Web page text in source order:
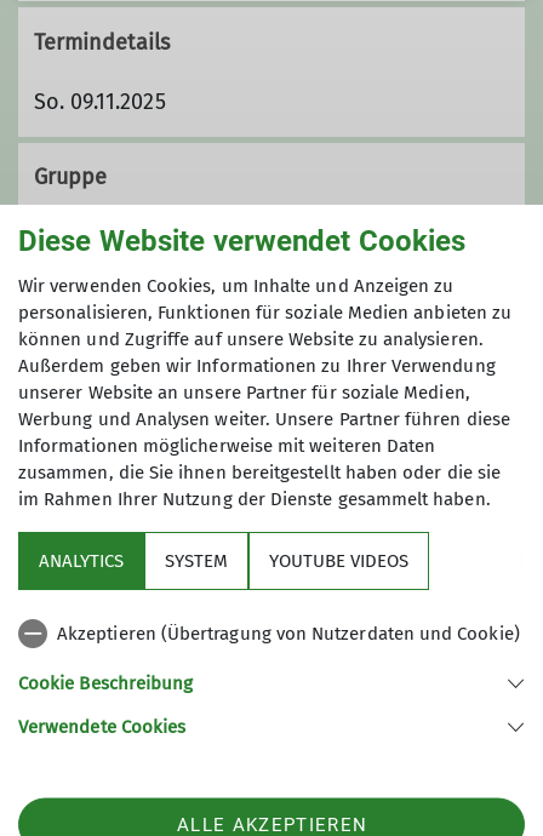
Termindetails
So. 09.11.2025
Gruppe
Wandergruppe 4
Wir wandern regelmäßig zwischen 10
und 15 Kilometer - die Teilnahme ist
kostenfrei!
Service
Unsere Partner
Sektion Würzburg des Deutschen Alpenvereins e.V.
Telefon +49931573080
Diese Website verwendet Cookies
Wir verwenden Cookies, um Inhalte und Anzeigen zu
personalisieren, Funktionen für soziale Medien anbieten zu
können und Zugriffe auf unsere Website zu analysieren.
Außerdem geben wir Informationen zu Ihrer Verwendung
unserer Website an unsere Partner für soziale Medien,
Werbung und Analysen weiter. Unsere Partner führen diese
Informationen möglicherweise mit weiteren Daten
zusammen, die Sie ihnen bereitgestellt haben oder die sie
im Rahmen Ihrer Nutzung der Dienste gesammelt haben.
ANALYTICS SYSTEM YOUTUBE VIDEOS
Akzeptieren (Übertragung von Nutzerdaten und Cookie)
Cookie Beschreibung
Verwendete Cookies
ALLE AKZEPTIEREN